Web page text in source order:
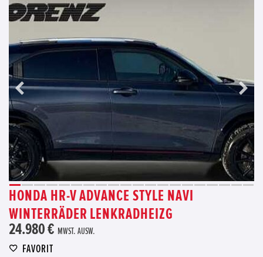
HONDA HR-V ADVANCE STYLE NAVI
WINTERRÄDER LENKRADHEIZG
24.980 € MWST. AUSW.
FAVORIT